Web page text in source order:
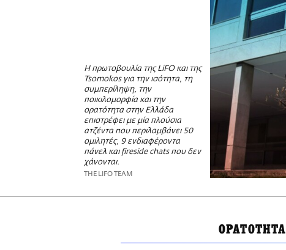
Η πρωτοβουλία της LiFO και της
Tsomokos για την ισότητα, τη
συμπερίληψη, την
ποικιλομορφία και την
ορατότητα στην Ελλάδα
επιστρέφει με μία πλούσια
ατζέντα που περιλαμβάνει 50
ομιλητές, 9 ενδιαφέροντα
πάνελ και fireside chats που δεν
χάνονται.
THE LIFO TEAM
ΟΡΑΤΟΤΗΤΑ